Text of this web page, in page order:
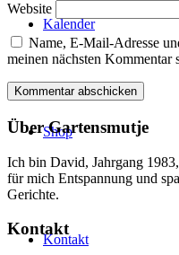
Kalender
Shop
Kontakt
Website
Name, E-Mail-Adresse
meinen nächsten Kommentar
Über Gartensmutje
Ich bin David, Jahrgang
für mich Entspannung und
Gerichte.
Kontakt